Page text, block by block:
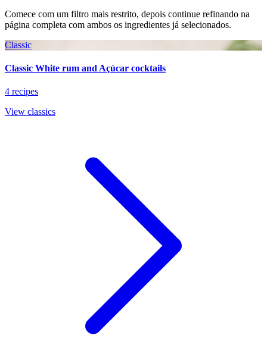
Comece com um filtro mais restrito, depois continue refinando na
página completa com ambos os ingredientes já selecionados.
Classic
Classic White rum and Açúcar cocktails
4 recipes
View classics